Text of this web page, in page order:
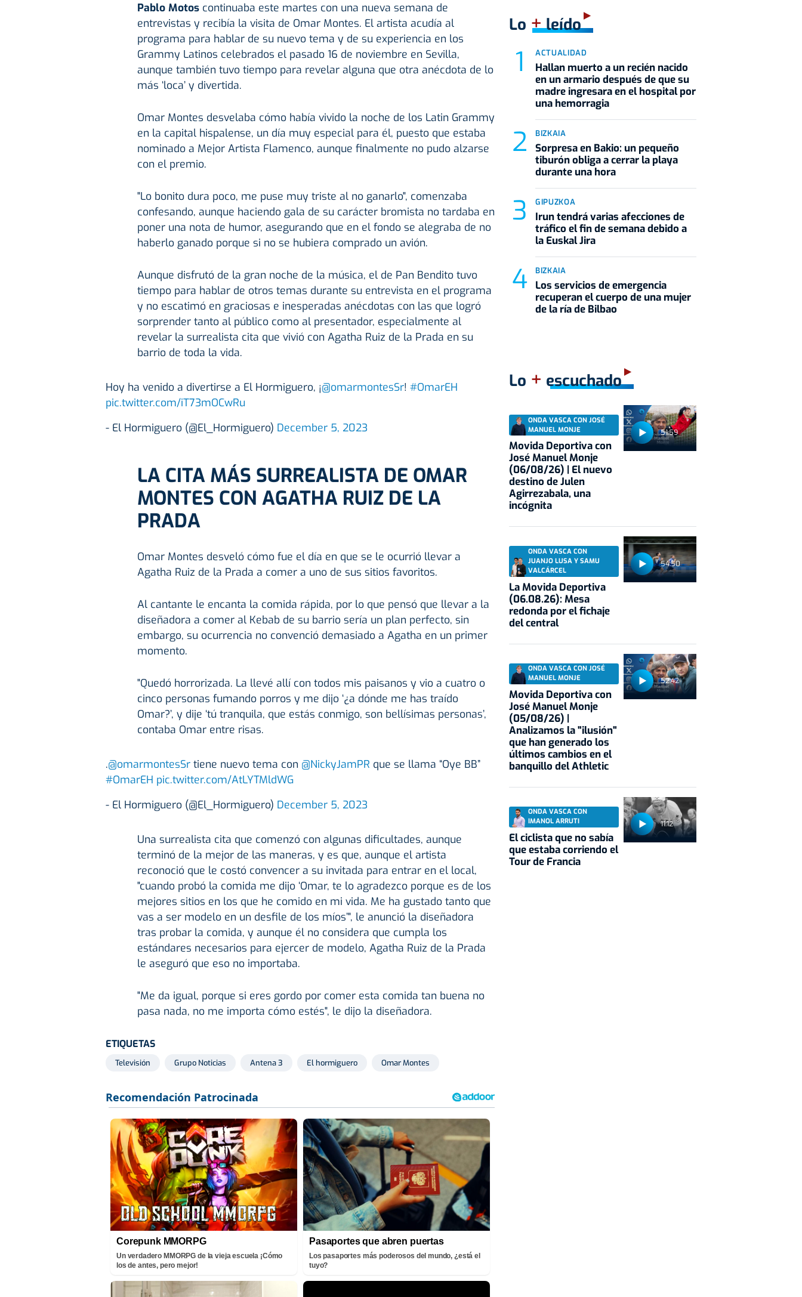
Pablo Motoscontinuaba este martes con una nueva semana de
entrevistas y recibía la visita de Omar Montes. El artista acudía al
programa para hablar de su nuevo tema y de su experiencia en los
Grammy Latinos celebrados el pasado 16 de noviembre en Sevilla,
aunque también tuvo tiempo para revelar alguna que otra anécdota de lo
más ‘loca’ y divertida.
Omar Montes desvelaba cómo había vivido la noche de los Latin Grammy
en la capital hispalense, un día muy especial para él, puesto que estaba
nominado a Mejor Artista Flamenco, aunque finalmente no pudo alzarse
con el premio.
"Lo bonito dura poco, me puse muy triste al no ganarlo", comenzaba
confesando, aunque haciendo gala de su carácter bromista no tardaba en
poner una nota de humor, asegurando que en el fondo se alegraba de no
haberlo ganado porque si no se hubiera comprado un avión.
Aunque disfrutó de la gran noche de la música, el de Pan Bendito tuvo
tiempo para hablar de otros temas durante su entrevista en el programa
y no escatimó en graciosas e inesperadas anécdotas con las que logró
sorprender tanto al público como al presentador, especialmente al
revelar la surrealista cita que vivió con Agatha Ruiz de la Prada en su
barrio de toda la vida.
Hoy ha venido a divertirse a El Hormiguero, ¡@omarmontesSr! #OmarEH
pic.twitter.com/iT73mOCwRu
- El Hormiguero (@El_Hormiguero) December 5, 2023
LA CITA MÁS SURREALISTA DE OMAR
MONTES CON AGATHA RUIZ DE LA
PRADA
Omar Montes desveló cómo fue el día en que se le ocurrió llevar a
Agatha Ruiz de la Prada a comer a uno de sus sitios favoritos.
Al cantante le encanta la comida rápida, por lo que pensó que llevar a la
diseñadora a comer al Kebab de su barrio sería un plan perfecto, sin
embargo, su ocurrencia no convenció demasiado a Agatha en un primer
momento.
"Quedó horrorizada. La llevé allí con todos mis paisanos y vio a cuatro o
cinco personas fumando porros y me dijo ‘¿a dónde me has traído
Omar?’, y dije ‘tú tranquila, que estás conmigo, son bellísimas personas’,
contaba Omar entre risas.
.@omarmontesSr tiene nuevo tema con @NickyJamPR que se llama “Oye BB”
#OmarEH pic.twitter.com/AtLYTMldWG
- El Hormiguero (@El_Hormiguero) December 5, 2023
Una surrealista cita que comenzó con algunas dificultades, aunque
terminó de la mejor de las maneras, y es que, aunque el artista
reconoció que le costó convencer a su invitada para entrar en el local,
"cuando probó la comida me dijo ‘Omar, te lo agradezco porque es de los
mejores sitios en los que he comido en mi vida. Me ha gustado tanto que
vas a ser modelo en un desfile de los míos’", le anunció la diseñadora
tras probar la comida, y aunque él no considera que cumpla los
estándares necesarios para ejercer de modelo, Agatha Ruiz de la Prada
le aseguró que eso no importaba.
"Me da igual, porque si eres gordo por comer esta comida tan buena no
pasa nada, no me importa cómo estés", le dijo la diseñadora.
ETIQUETAS
Televisión Grupo Noticias Antena 3 El hormiguero Omar Montes
Corepunk MMORPG
Un verdadero MMORPG de la vieja escuela ¡Cómo
los de antes, pero mejor!
Pasaportes que abren puertas
Los pasaportes más poderosos del mundo, ¿está el
tuyo?
Lo +leído
ACTUALIDAD
Hallan muerto a un recién nacido
en un armario después de que su
madre ingresara en el hospital por
una hemorragia
BIZKAIA
Sorpresa en Bakio: un pequeño
tiburón obliga a cerrar la playa
durante una hora
GIPUZKOA
Irun tendrá varias afecciones de
tráfico el fin de semana debido a
la Euskal Jira
BIZKAIA
Los servicios de emergencia
recuperan el cuerpo de una mujer
de la ría de Bilbao
Lo + escuchado
51:59
ONDA VASCA CON JOSÉ
MANUEL MONJE
Movida Deportiva con
José Manuel Monje
(06/08/26) | El nuevo
destino de Julen
Agirrezabala, una
incógnita
54:50
ONDA VASCA CON
JUANJO LUSA Y SAMU
VALCÁRCEL
La Movida Deportiva
(06.08.26): Mesa
redonda por el fichaje
del central
52:42
ONDA VASCA CON JOSÉ
MANUEL MONJE
Movida Deportiva con
José Manuel Monje
(05/08/26) |
Analizamos la "ilusión"
que han generado los
últimos cambios en el
banquillo del Athletic
11:12
ONDA VASCA CON
IMANOL ARRUTI
El ciclista que no sabía
que estaba corriendo el
Tour de Francia